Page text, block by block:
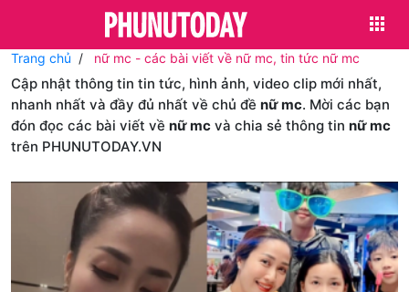
Trang chủ nữ mc - các bài viết về nữ mc, tin tức nữ mc
Cập nhật thông tin tin tức, hình ảnh, video clip mới nhất,
nhanh nhất và đầy đủ nhất về chủ đề nữ mc. Mời các bạn
đón đọc các bài viết về nữ mc và chia sẻ thông tin nữ mc
trên PHUNUTODAY.VN